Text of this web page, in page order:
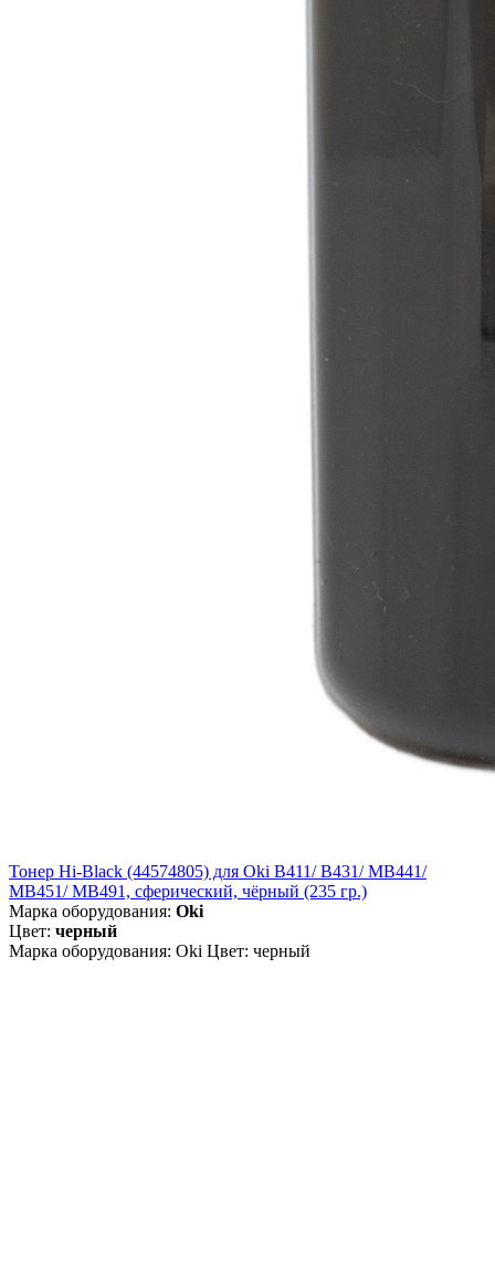
Тонер Hi-Black (44574805) для Oki B411/ B431/ MB441/
MB451/ MB491, сферический, чёрный (235 гр.)
Марка оборудования: Oki
Цвет: черный
Марка оборудования: Oki Цвет: черный